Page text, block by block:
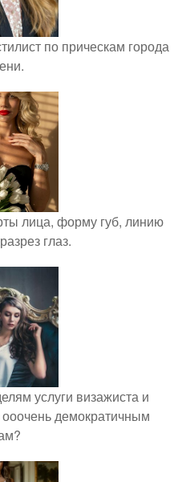
по прическам города
лица, форму губ, линию
глаз.
услуги визажиста и
демократичным